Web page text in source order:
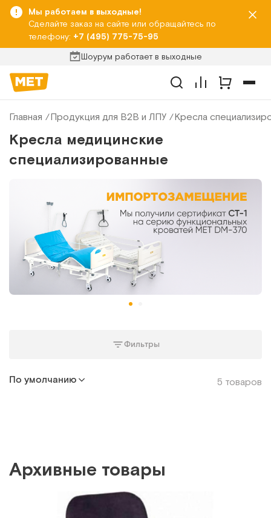
Мы работаем в выходные!
Сделайте заказ на сайте или обращайтесь по
телефону: +7 (495) 775-75-95
Шоурум работает в выходные
Главная Продукция для B2B и ЛПУ Кресла
Кресла медицинские
специализированные
Фильтры
По умолчанию 5 товаров
Архивные товары